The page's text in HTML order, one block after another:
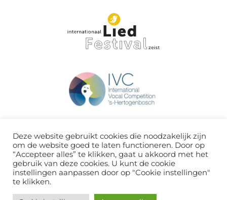
Deze website gebruikt cookies die noodzakelijk zijn
om de website goed te laten functioneren. Door op
“Accepteer alles” te klikken, gaat u akkoord met het
gebruik van deze cookies. U kunt de cookie
instellingen aanpassen door op "Cookie instellingen"
te klikken.